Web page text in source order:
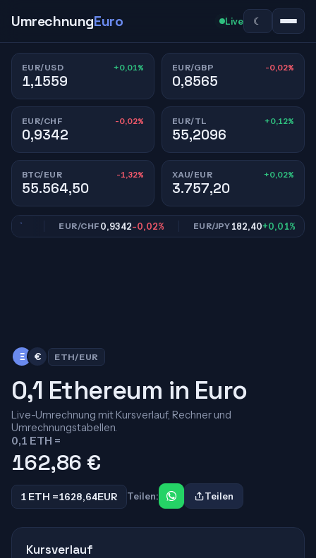
UmrechnungEuro Live ☾
EUR/USD +0,01%
1,1559
EUR/GBP -0,02%
0,8565
EUR/CHF -0,02%
0,9342
EUR/TL +0,12%
55,2096
BTC/EUR -1,32%
55.564,50
XAU/EUR +0,02%
3.757,20
EUR/CHF0,9342-0,02% EUR/JPY182,40+0,01%
Ξ € ETH/EUR
0,1 Ethereum in Euro
Live-Umrechnung mit Kursverlauf, Rechner und
Umrechnungstabellen.
0,1 ETH =
162,86 €
1 ETH =1628,64EUR Teilen: Teilen
Kursverlauf